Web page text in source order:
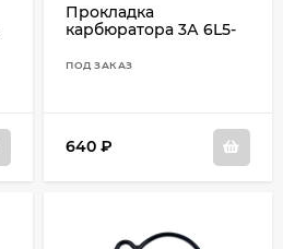
Прокладка
карбюратора 3А 6L5-
ПОД ЗАКАЗ
640 ₽